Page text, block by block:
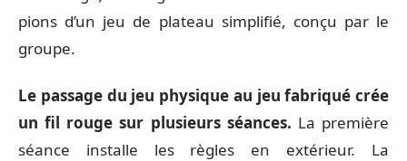
pions d’un jeu de plateau simplifié, conçu par le
groupe.
Le passage du jeu physique au jeu fabriqué crée
un fil rouge sur plusieurs séances. La première
séance installe les règles en extérieur. La